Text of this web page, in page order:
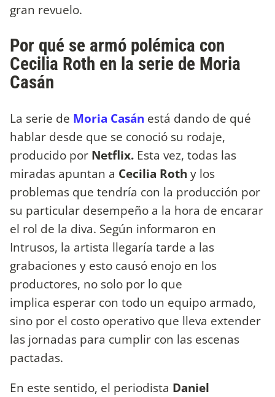
gran revuelo.
Por qué se armó polémica con
Cecilia Roth en la serie de Moria
Casán
La serie de Moria Casán está dando de qué
hablar desde que se conoció su rodaje,
producido por Netflix. Esta vez, todas las
miradas apuntan a Cecilia Roth y los
problemas que tendría con la producción por
su particular desempeño a la hora de encarar
el rol de la diva. Según informaron en
Intrusos, la artista llegaría tarde a las
grabaciones y esto causó enojo en los
productores, no solo por lo que
implica esperar con todo un equipo armado,
sino por el costo operativo que lleva extender
las jornadas para cumplir con las escenas
pactadas.
En este sentido, el periodista Daniel